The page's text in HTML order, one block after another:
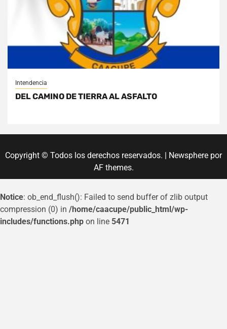
Intendencia
DEL CAMINO DE TIERRA AL ASFALTO
Copyright © Todos los derechos reservados. | Newsphere por
AF themes.
Notice: ob_end_flush(): Failed to send buffer of zlib output
compression (0) in /home/caacupe/public_html/wp-
includes/functions.php on line 5471